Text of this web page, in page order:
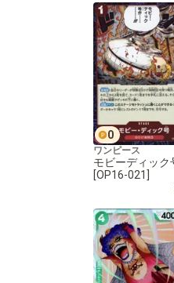
0
ワンピース
モビーディック
[OP16-021]